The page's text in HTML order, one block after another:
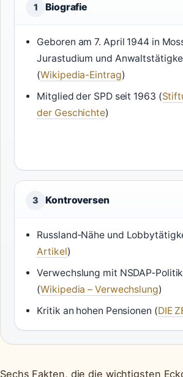
1 Biografie
Geboren am 7. April 1944 in
Jurastudium und
(Wikipedia-Eintrag)
Mitglied der SPD seit 1963 (
der Geschichte)
3 Kontroversen
Russland‑Nähe und
Artikel)
Verwechslung mit
(Wikipedia – Verwechslung)
Kritik an hohen Pensionen (DIE
Sechs Fakten, die die wichtigsten